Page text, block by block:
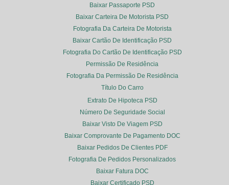
Baixar Passaporte PSD
Baixar Carteira De Motorista PSD
Fotografia Da Carteira De Motorista
Baixar Cartão De Identificação PSD
Fotografia Do Cartão De Identificação PSD
Permissão De Residência
Fotografia Da Permissão De Residência
Título Do Carro
Extrato De Hipoteca PSD
Número De Seguridade Social
Baixar Visto De Viagem PSD
Baixar Comprovante De Pagamento DOC
Baixar Pedidos De Clientes PDF
Fotografia De Pedidos Personalizados
Baixar Fatura DOC
Baixar Certificado PSD